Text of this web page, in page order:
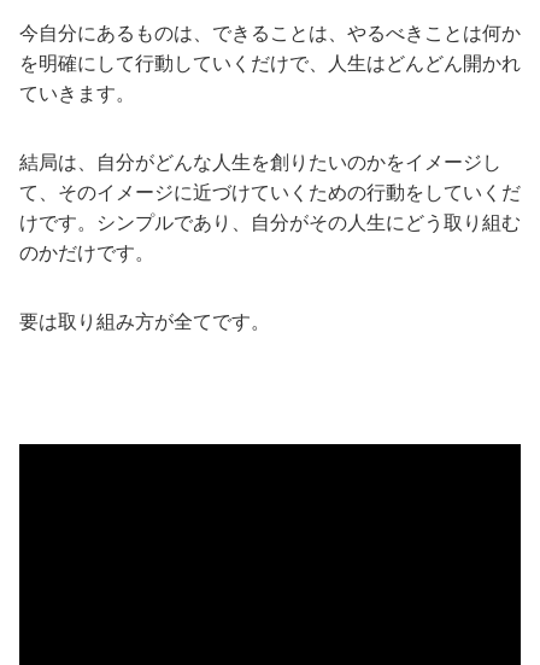
今自分にあるものは、できることは、やるべきことは何か
を明確にして行動していくだけで、人生はどんどん開かれ
ていきます。
結局は、自分がどんな人生を創りたいのかをイメージし
て、そのイメージに近づけていくための行動をしていくだ
けです。シンプルであり、自分がその人生にどう取り組む
のかだけです。
要は取り組み方が全てです。